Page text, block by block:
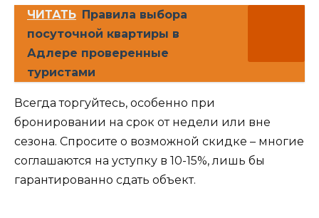
ЧИТАТЬ Правила выбора
посуточной квартиры в
Адлере проверенные
туристами
Всегда торгуйтесь, особенно при
бронировании на срок от недели или вне
сезона. Спросите о возможной скидке – многие
соглашаются на уступку в 10-15%, лишь бы
гарантированно сдать объект.